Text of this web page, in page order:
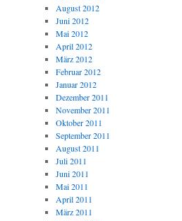
August 2012
Juni 2012
Mai 2012
April 2012
März 2012
Februar 2012
Januar 2012
Dezember 2011
November 2011
Oktober 2011
September 2011
August 2011
Juli 2011
Juni 2011
Mai 2011
April 2011
März 2011